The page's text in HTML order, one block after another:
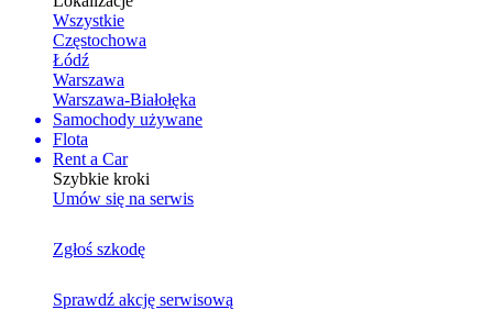
Wszystkie
Częstochowa
Łódź
Warszawa
Warszawa-Białołęka
Samochody używane
Flota
Rent a Car
Szybkie kroki
Umów się na serwis
Zgłoś szkodę
Sprawdź akcję serwisową